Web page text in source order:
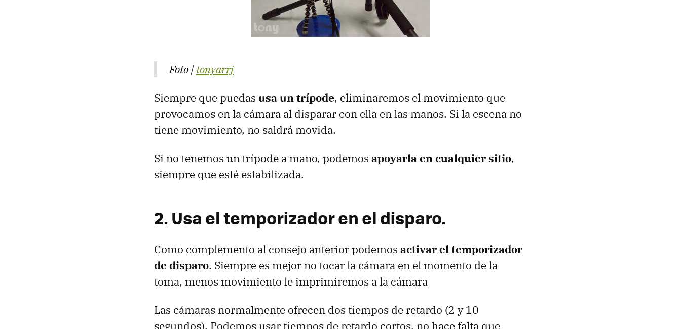
Foto |tonyarrj
Siempre que puedas usa un trípode, eliminaremos el movimiento que
provocamos en la cámara al disparar con ella en las manos. Si la escena no
tiene movimiento, no saldrá movida.
Si no tenemos un trípode a mano, podemos apoyarla en cualquier sitio,
siempre que esté estabilizada.
2. Usa el temporizador en el disparo.
Como complemento al consejo anterior podemos activar el temporizador
de disparo. Siempre es mejor no tocar la cámara en el momento de la
toma, menos movimiento le imprimiremos a la cámara
Las cámaras normalmente ofrecen dos tiempos de retardo (2 y 10
segundos). Podemos usar tiempos de retardo cortos, no hace falta que